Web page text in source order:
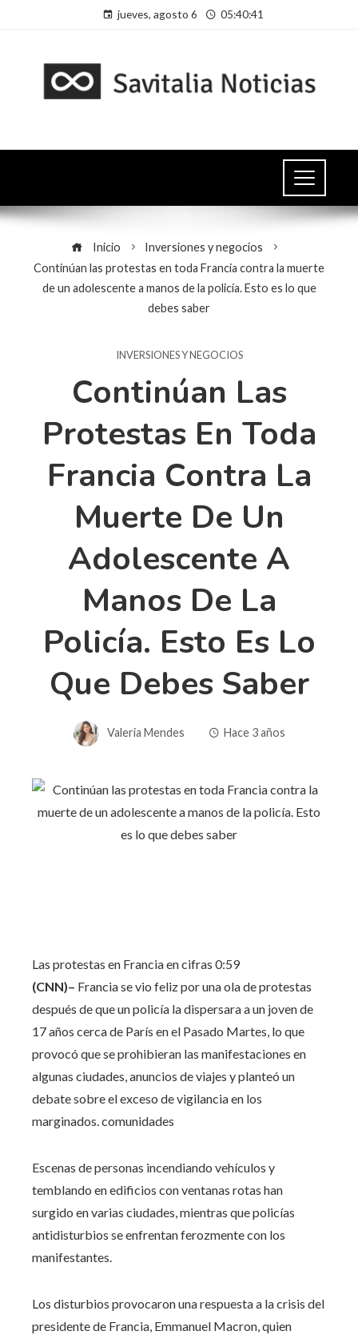
jueves, agosto 6 05:40:41
Inicio
Inversiones y negocios
Continúan las protestas en toda Francia contra la muerte
de un adolescente a manos de la policía. Esto es lo que
debes saber
INVERSIONES Y NEGOCIOS
Continúan Las
Protestas En Toda
Francia Contra La
Muerte De Un
Adolescente A
Manos De La
Policía. Esto Es Lo
Que Debes Saber
Valeria Mendes Hace 3 años
Las protestas en Francia en cifras 0:59
(CNN)– Francia se vio feliz por una ola de protestas
después de que un policía la dispersara a un joven de
17 años cerca de París en el Pasado Martes, lo que
provocó que se prohibieran las manifestaciones en
algunas ciudades, anuncios de viajes y planteó un
debate sobre el exceso de vigilancia en los
marginados. comunidades
Escenas de personas incendiando vehículos y
temblando en edificios con ventanas rotas han
surgido en varias ciudades, mientras que policías
antidisturbios se enfrentan ferozmente con los
manifestantes.
Los disturbios provocaron una respuesta a la crisis del
presidente de Francia, Emmanuel Macron, quien